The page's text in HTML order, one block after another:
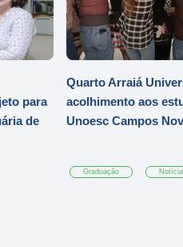
para
de
Quarto Arraiá
acolhimento aos
Unoesc Campos
Graduação Notícia